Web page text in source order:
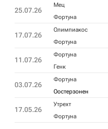
25.07.26
Мец
Фортуна
17.07.26
Олимпиакос
Фортуна
11.07.26
Фортуна
Генк
03.07.26
Фортуна
Оостерзонен
17.05.26
Утрехт
Фортуна